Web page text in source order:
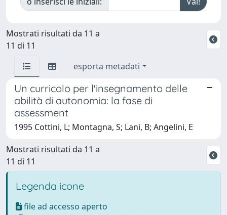
Mostrati risultati da 11 a
11 di 11
esporta metadati
Un curricolo per l'insegnamento delle
abilità di autonomia: la fase di
assessment
1995 Cottini, L; Montagna, S; Lani, B; Angelini, E
Mostrati risultati da 11 a
11 di 11
Legenda icone
file ad accesso aperto